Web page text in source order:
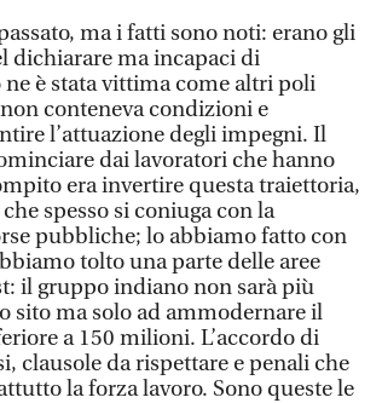
ma i fatti sono noti: erano gli
dichiarare ma incapaci di
è stata vittima come altri poli
conteneva condizioni e
l’attuazione degli impegni. Il
dai lavoratori che hanno
era invertire questa traiettoria,
spesso si coniuga con la
pubbliche; lo abbiamo fatto con
tolto una parte delle aree
il gruppo indiano non sarà più
sito ma solo ad ammodernare il
a 150 milioni. L’accordo di
clausole da rispettare e penali che
la forza lavoro. Sono queste le